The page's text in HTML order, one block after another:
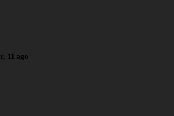
11 ago